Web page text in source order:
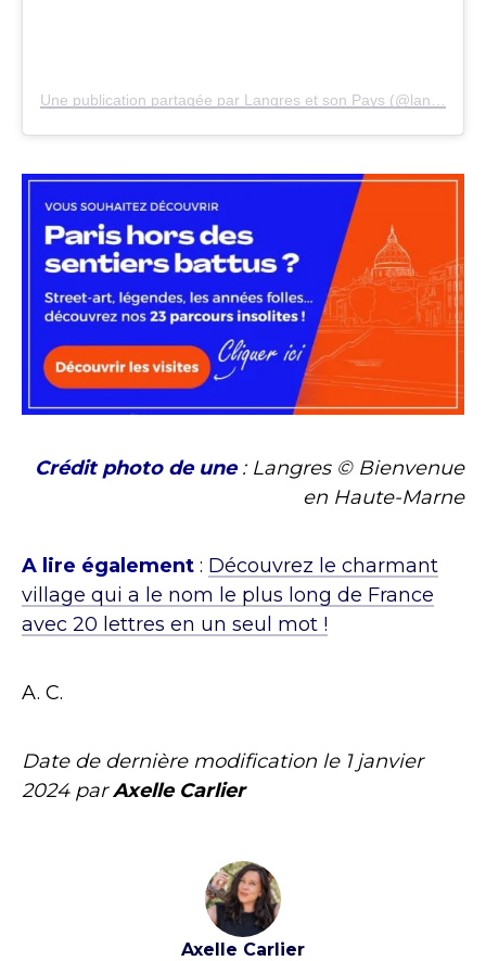
Crédit photo de une: Langres © Bienvenue
en Haute-Marne
A lire également : Découvrez le charmant
village qui a le nom le plus long de France
avec 20 lettres en un seul mot !
A. C.
Date de dernière modification le 1 janvier
2024 parAxelle Carlier
Axelle Carlier